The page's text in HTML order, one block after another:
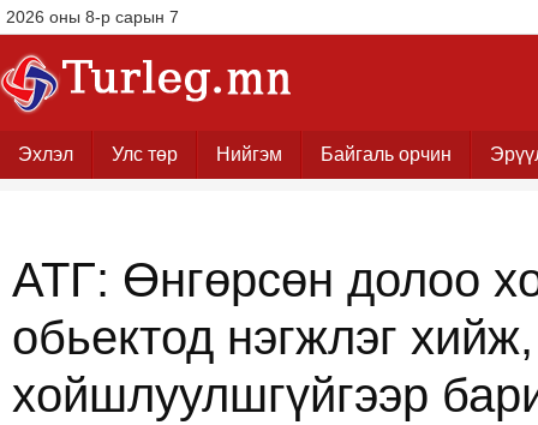
2026 оны 8-р сарын 7
Эхлэл Улс төр Нийгэм Байгаль орчин
АТГ: Өнгөрсөн долоо
обьектод нэгжлэг
хойшлуулшгүйгээр